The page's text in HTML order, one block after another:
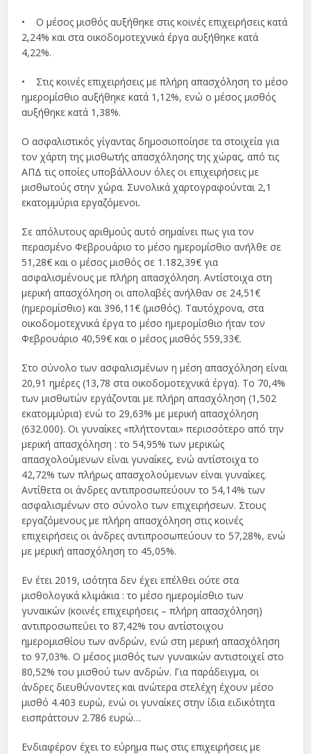
• Ο μέσος μισθός αυξήθηκε στις κοινές επιχειρήσεις κατά
2,24% και στα οικοδομοτεχνικά έργα αυξήθηκε κατά
4,22%.
• Στις κοινές επιχειρήσεις με πλήρη απασχόληση το μέσο
ημερομίσθιο αυξήθηκε κατά 1,12%, ενώ ο μέσος μισθός
αυξήθηκε κατά 1,38%.
Ο ασφαλιστικός γίγαντας δημοσιοποίησε τα στοιχεία για
τον χάρτη της μισθωτής απασχόλησης της χώρας, από τις
ΑΠΔ τις οποίες υποβάλλουν όλες οι επιχειρήσεις με
μισθωτούς στην χώρα. Συνολικά χαρτογραφούνται 2,1
εκατομμύρια εργαζόμενοι.
Σε απόλυτους αριθμούς αυτό σημαίνει πως για τον
περασμένο Φεβρουάριο το μέσο ημερομίσθιο ανήλθε σε
51,28€ και ο μέσος μισθός σε 1.182,39€ για
ασφαλισμένους με πλήρη απασχόληση. Αντίστοιχα στη
μερική απασχόληση οι απολαβές ανήλθαν σε 24,51€
(ημερομίσθιο) και 396,11€ (μισθός). Ταυτόχρονα, στα
οικοδομοτεχνικά έργα το μέσο ημερομίσθιο ήταν τον
Φεβρουάριο 40,59€ και ο μέσος μισθός 559,33€.
Στο σύνολο των ασφαλισμένων η μέση απασχόληση είναι
20,91 ημέρες (13,78 στα οικοδομοτεχνικά έργα). Το 70,4%
των μισθωτών εργάζονται με πλήρη απασχόληση (1,502
εκατομμύρια) ενώ το 29,63% με μερική απασχόληση
(632.000). Οι γυναίκες «πλήττονται» περισσότερο από την
μερική απασχόληση : το 54,95% των μερικώς
απασχολούμενων είναι γυναίκες, ενώ αντίστοιχα το
42,72% των πλήρως απασχολούμενων είναι γυναίκες.
Αντίθετα οι άνδρες αντιπροσωπεύουν το 54,14% των
ασφαλισμένων στο σύνολο των επιχειρήσεων. Στους
εργαζόμενους με πλήρη απασχόληση στις κοινές
επιχειρήσεις οι άνδρες αντιπροσωπεύουν το 57,28%, ενώ
με μερική απασχόληση το 45,05%.
Εν έτει 2019, ισότητα δεν έχει επέλθει ούτε στα
μισθολογικά κλιμάκια : το μέσο ημερομίσθιο των
γυναικών (κοινές επιχειρήσεις – πλήρη απασχόληση)
αντιπροσωπεύει το 87,42% του αντίστοιχου
ημερομισθίου των ανδρών, ενώ στη μερική απασχόληση
το 97,03%. Ο μέσος μισθός των γυναικών αντιστοιχεί στο
80,52% του μισθού των ανδρών. Για παράδειγμα, οι
άνδρες διευθύνοντες και ανώτερα στελέχη έχουν μέσο
μισθό 4.403 ευρώ, ενώ οι γυναίκες στην ίδια ειδικότητα
εισπράττουν 2.786 ευρώ…
Ενδιαφέρον έχει το εύρημα πως στις επιχειρήσεις με